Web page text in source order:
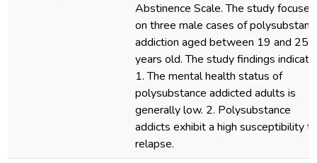
Abstinence Scale. The study focused
on three male cases of
addiction aged between 19 and 25
years old. The study findings indicate:
1. The mental health status of
polysubstance addicted adults is
generally low. 2. Polysubstance
addicts exhibit a high susceptibility to
relapse.